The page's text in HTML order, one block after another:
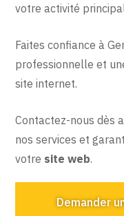
votre activité
Faites confiance à
professionnelle et
site internet.
Contactez-nous dès
nos services et
votre site web.
Demander